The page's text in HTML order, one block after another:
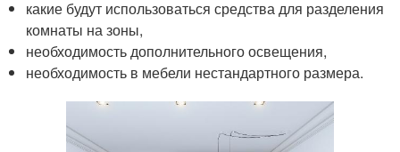
какие будут использоваться средства для разделения
комнаты на зоны,
необходимость дополнительного освещения,
необходимость в мебели нестандартного размера.